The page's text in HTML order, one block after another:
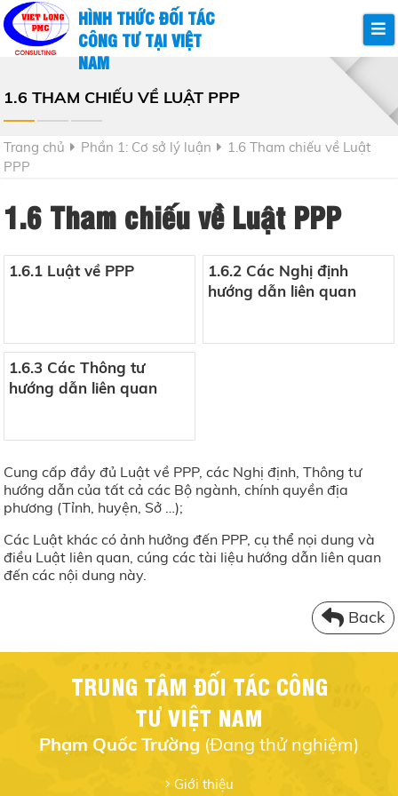
HÌNH THỨC ĐỐI TÁC
CÔNG TƯ TẠI VIỆT
NAM
1.6 THAM CHIẾU VỀ LUẬT PPP
Trang chủ Phần 1: Cơ sở lý luận
1.6 Tham chiếu về Luật
PPP
1.6 Tham chiếu về Luật PPP
1.6.1 Luật về PPP
1.6.2 Các Nghị định
hướng dẫn liên quan
1.6.3 Các Thông tư
hướng dẫn liên quan
Cung cấp đầy đủ Luật về PPP, các Nghị định, Thông tư
hướng dẫn của tất cả các Bộ ngành, chính quyền địa
phương (Tỉnh, huyện, Sở …);
Các Luật khác có ảnh hưởng đến PPP, cụ thể nọi dung và
điều Luật liên quan, cúng các tài liệu hướng dẫn liên quan
đến các nội dung này.
Back
TRUNG TÂM ĐỐI TÁC CÔNG
TƯ VIỆT NAM
Phạm Quốc Trường (Đang thử nghiệm)
Giới thiệu